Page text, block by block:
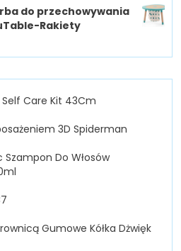
do przechowywania
Rakiety
Care Kit 43Cm
3D Spiderman
Do Włosów
Gumowe Kółka Dżwięk